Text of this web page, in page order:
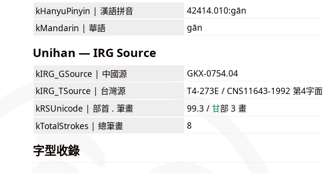
kHanyuPinyin | 漢語拼音
42414.010:gān
kMandarin | 華語 gān
Unihan — IRG Source
kIRG_GSource | 中國源
GKX-0754.04
kIRG_TSource | 台灣源
T4-273E / CNS11643-1992 第4字面
kRSUnicode | 部首 . 筆畫 99.3 /⽢部 3 畫
kTotalStrokes | 總筆畫 8
字型收錄